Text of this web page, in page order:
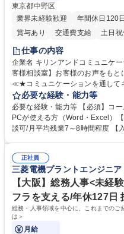
東京都中野区
業界未経験歓迎
年間休日120
賞与あり
交通費支給 土日
仕事の内容
企業名 キリンアンドコミュニケーションズ株式
客様相談室】お客様のお声をもとによ
≪★コミュニケーションを通し
お客様のお声をより良い商品づく
様相談室でのお仕事です。 日々お客様からいただくキリングループへのご
意見を、企業活動に活かしていま
って対応、情報提供するとともに
平均100件前後■メール・手紙：同上40件前後 募集職種
相談室】お客様のお声をもとによ
必要な経験・能力等
必要な経験・能力等 【必須】コ
PCが使える方（Word・Excel）
談可/月平均残業7～8時間程度 【入社後の研修】着任から1か月は電話対応
すのでご安心ください。 【当社
う会社として、お客様との出会い
を込めてコミュニケーションを
す。 学歴・資格 学歴：大学院 大学 高専 短大 専修学校 高校 語学力： 資
格：
正社員
三菱電機プラントエンジニ
【大阪】総務人事<未経
フラを支える/年休127日
総務・人事領域を中心に、これまでの
は＞
月給